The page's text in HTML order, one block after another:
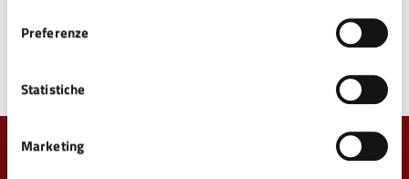
Preferenze
Statistiche
Marketing
locali di integrazione.
Quanto sono chiare le informazioni su questa